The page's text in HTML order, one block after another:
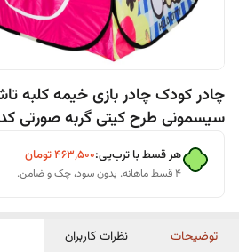
چادر کودک چادر بازی خیمه کلبه
سیسمونی طرح کیتی گربه صورتی کد6
هر قسط با ترب‌پی:۴۶۳٬۵۰۰تومان
۴ قسط ماهانه. بدون سود، چک و ضامن.
توضیحات نظرات کاربران